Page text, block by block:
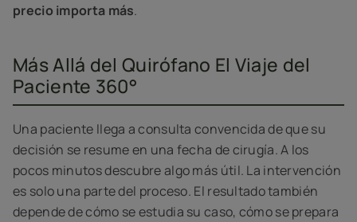
precio importa más.
Más Allá del Quirófano El Viaje del
Paciente 360°
Una paciente llega a consulta convencida de que su
decisión se resume en una fecha de cirugía. A los
pocos minutos descubre algo más útil. La intervención
es solo una parte del proceso. El resultado también
depende de cómo se estudia su caso, cómo se prepara